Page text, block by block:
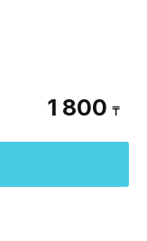
1 800 ₸